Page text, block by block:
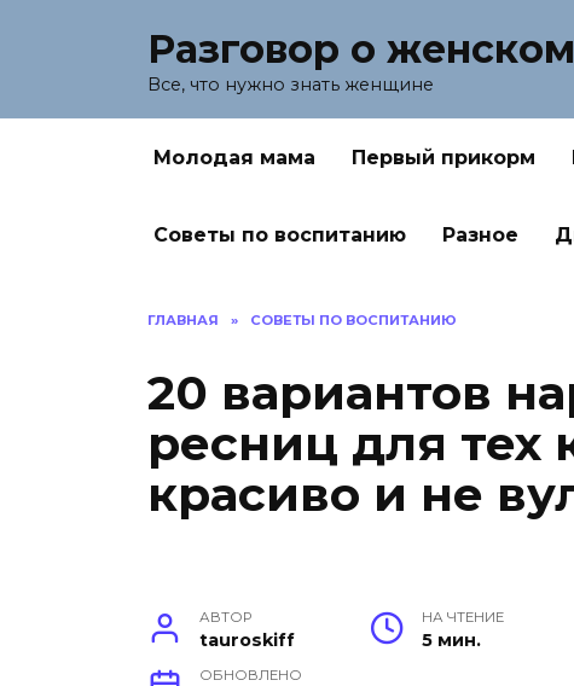
Разговор о женском
Все, что нужно знать женщине
Молодая мама Первый прикорм
Советы по воспитанию Разное
ГЛАВНАЯ » СОВЕТЫ ПО ВОСПИТАНИЮ
20 вариантов
ресниц для тех
красиво и не
АВТОР
tauroskiff
НА ЧТЕНИЕ
5 мин.
ОБНОВЛЕНО